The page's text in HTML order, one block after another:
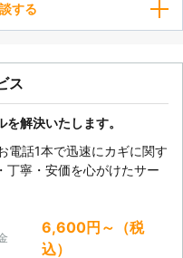
する
ス
解決いたします。
電話1本で迅速にカギに関す
丁寧・安価を心がけたサー
6,600円～（税
込）